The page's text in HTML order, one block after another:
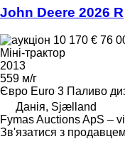
John Deere 2026 R
10 170 € 76
Міні-трактор
2013
559 м/г
Євро Euro 3 Паливо
Данія, Sjælland
Fymas Auctions ApS –
Зв'язатися з продавцем